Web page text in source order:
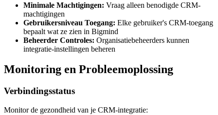
Minimale Machtigingen: Vraag alleen benodigde CRM-
machtigingen
Gebruikersniveau Toegang: Elke gebruiker's CRM-toegang
bepaalt wat ze zien in Bigmind
Beheerder Controles: Organisatiebeheerders kunnen
integratie-instellingen beheren
Monitoring en Probleemoplossing
Verbindingsstatus
Monitor de gezondheid van je CRM-integratie: